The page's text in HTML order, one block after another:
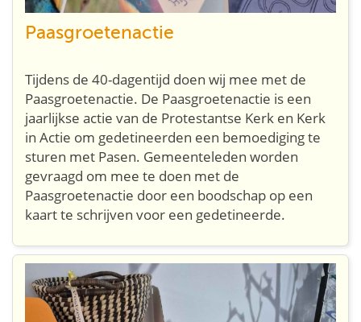
Paasgroetenactie
Tijdens de 40-dagentijd doen wij mee met de
Paasgroetenactie. De Paasgroetenactie is een
jaarlijkse actie van de Protestantse Kerk en Kerk
in Actie om gedetineerden een bemoediging te
sturen met Pasen. Gemeenteleden worden
gevraagd om mee te doen met de
Paasgroetenactie door een boodschap op een
kaart te schrijven voor een gedetineerde.